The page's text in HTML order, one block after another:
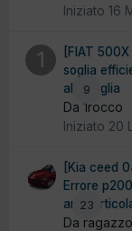
Iniziato 16
9
[FIAT
soglia
alla soglia
Da 1rocco
Iniziato 20
23
[Kia ceed
Errore
Da